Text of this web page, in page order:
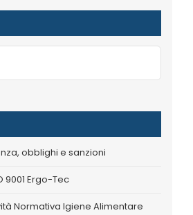
obblighi e sanzioni
9001 Ergo-Tec
Normativa Igiene Alimentare